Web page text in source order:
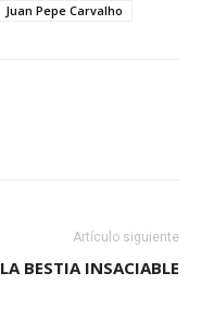
Juan Pepe Carvalho
Artículo siguiente
LA BESTIA INSACIABLE